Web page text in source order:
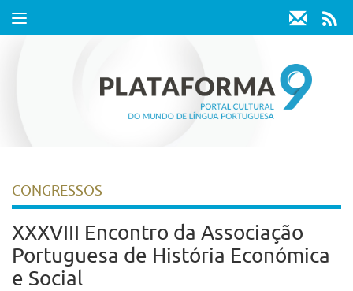
Toggle
CONGRESSOS
XXXVIII Encontro da Associação
Portuguesa de História Económica
e Social